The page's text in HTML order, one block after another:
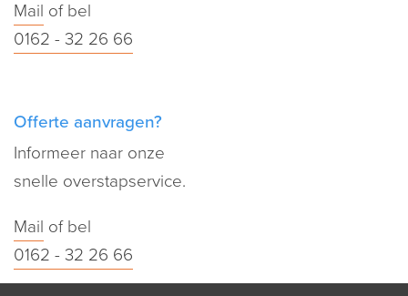
Mail of bel
0162 - 32 26 66
Offerte aanvragen?
Informeer naar onze
snelle overstapservice.
Mail of bel
0162 - 32 26 66